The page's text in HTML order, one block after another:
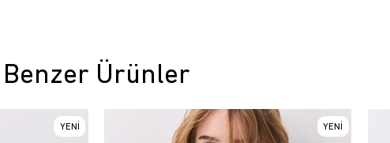
Benzer Ürünler
YENI YENI